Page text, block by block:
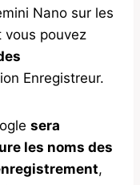
Nano sur les
vous pouvez
Enregistreur.
sera
les noms des
,